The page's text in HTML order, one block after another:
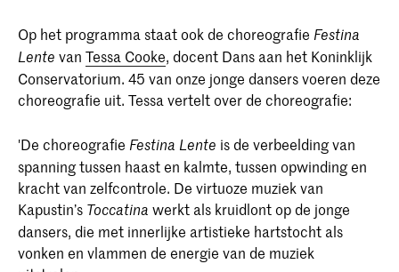
Op het programma staat ook de choreografie Festina
Lente van Tessa Cooke, docent Dans aan het Koninklijk
Conservatorium. 45 van onze jonge dansers voeren deze
choreografie uit. Tessa vertelt over de choreografie:
'De choreografie Festina Lente is de verbeelding van
spanning tussen haast en kalmte, tussen opwinding en
kracht van zelfcontrole. De virtuoze muziek van
Kapustin’s Toccatina werkt als kruidlont op de jonge
dansers, die met innerlijke artistieke hartstocht als
vonken en vlammen de energie van de muziek